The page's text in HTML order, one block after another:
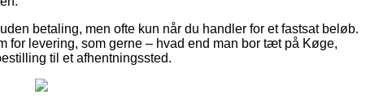
betaling, men ofte kun når du handler for et fastsat beløb.
for levering, som gerne – hvad end man bor tæt på Køge,
til et afhentningssted.